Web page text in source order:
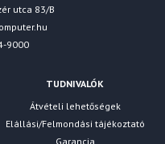
utca 83/B
9000
TUDNIVALÓK
Átvételi lehetőségek
Elállási/Felmondási tájékoztató
Garancia